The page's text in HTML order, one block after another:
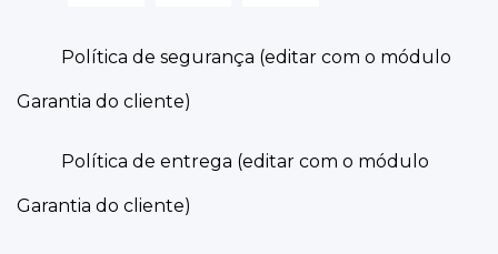
Política de segurança (editar com o módulo
Garantia do cliente)
Política de entrega (editar com o módulo
Garantia do cliente)